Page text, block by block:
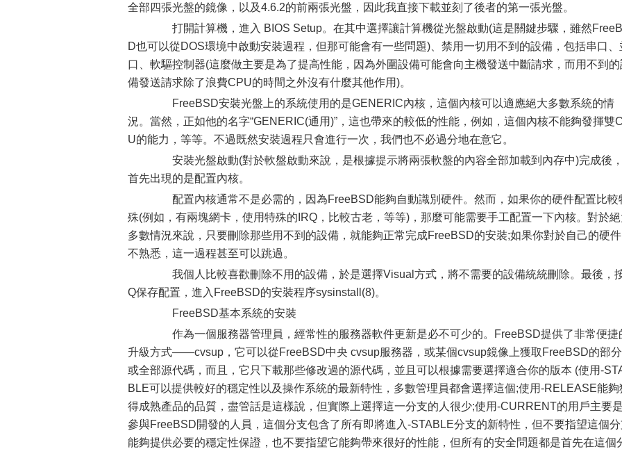
全部四張光盤的鏡像，以及4.6.2的前兩張光盤，因此我直接下載並刻了後者的第一張光盤。
打開計算機，進入 BIOS Setup。在其中選擇讓計算機從光盤啟動(這是關鍵步驟，雖然
D也可以從DOS環境中啟動安裝過程，但那可能會有一些問題)、禁用一切用不到的設備，包括串口、
口、軟驅控制器(這麼做主要是為了提高性能，因為外圍設備可能會向主機發送中斷請求，而用不到的
備發送請求除了浪費CPU的時間之外沒有什麼其他作用)。
FreeBSD安裝光盤上的系統使用的是GENERIC內核，這個內核可以適應絕大多數系統的情
況。當然，正如他的名字“GENERIC(通用)”，這也帶來的較低的性能，例如，這個內核不能夠發揮雙
U的能力，等等。不過既然安裝過程只會進行一次，我們也不必過分地在意它。
安裝光盤啟動(對於軟盤啟動來說，是根據提示將兩張軟盤的內容全部加載到內存中)完成後，
首先出現的是配置內核。
配置內核通常不是必需的，因為FreeBSD能夠自動識別硬件。然而，如果你的硬件配置比較
殊(例如，有兩塊網卡，使用特殊的IRQ，比較古老，等等)，那麼可能需要手工配置一下內核。對於絕
多數情況來說，只要刪除那些用不到的設備，就能夠正常完成FreeBSD的安裝;如果你對於自己的硬件
不熟悉，這一過程甚至可以跳過。
我個人比較喜歡刪除不用的設備，於是選擇Visual方式，將不需要的設備統統刪除。最後，
Q保存配置，進入FreeBSD的安裝程序sysinstall(8)。
FreeBSD基本系統的安裝
作為一個服務器管理員，經常性的服務器軟件更新是必不可少的。FreeBSD提供了非常便捷
升級方式——cvsup，它可以從FreeBSD中央 cvsup服務器，或某個cvsup鏡像上獲取FreeBSD的部分
或全部源代碼，而且，它只下載那些修改過的源代碼，並且可以根據需要選擇適合你的版本 (使用-
BLE可以提供較好的穩定性以及操作系統的最新特性，多數管理員都會選擇這個;使用-RELEASE能夠
得成熟產品的品質，盡管話是這樣說，但實際上選擇這一分支的人很少;使用-CURRENT的用戶主要是
參與FreeBSD開發的人員，這個分支包含了所有即將進入-STABLE分支的新特性，但不要指望這個分
能夠提供必要的穩定性保證，也不要指望它能夠帶來很好的性能，但所有的安全問題都是首先在這個